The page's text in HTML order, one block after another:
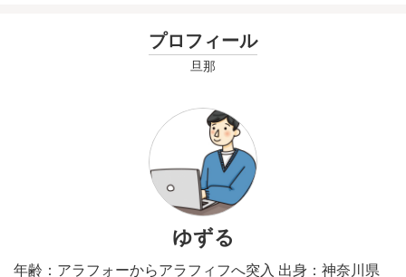
プロフィール
旦那
ゆずる
年齢：アラフォーからアラフィフへ突入 出身：神奈川県